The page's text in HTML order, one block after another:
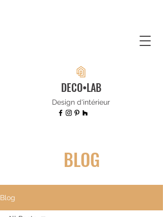
DECO•LAB
Design d'intérieur
BLOG
Blog